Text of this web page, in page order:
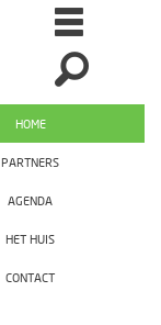
HOME
PARTNERS
AGENDA
HET HUIS
CONTACT